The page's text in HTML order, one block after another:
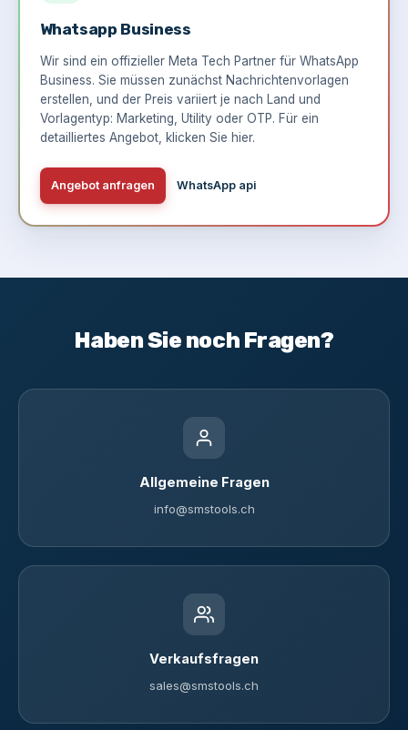
Whatsapp Business
Wir sind ein offizieller Meta Tech Partner für WhatsApp
Business. Sie müssen zunächst Nachrichtenvorlagen
erstellen, und der Preis variiert je nach Land und
Vorlagentyp: Marketing, Utility oder OTP. Für ein
detailliertes Angebot, klicken Sie hier.
Angebot anfragen WhatsApp api
Haben Sie noch Fragen?
Allgemeine Fragen
info@smstools.ch
Verkaufsfragen
sales@smstools.ch